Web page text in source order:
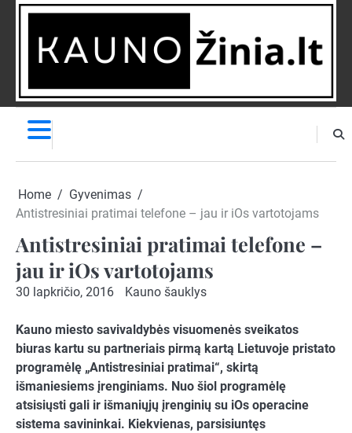
Skip
NAUJIENĄ
Home
Gyvenimas
Antistresiniai pratimai telefone – jau ir iOs vartotojams
Antistresiniai pratimai telefone –
jau ir iOs vartotojams
30 lapkričio, 2016 Kauno šauklys
Kauno miesto savivaldybės visuomenės sveikatos
biuras kartu su partneriais pirmą kartą Lietuvoje pristato
programėlę „Antistresiniai pratimai“, skirtą
išmaniesiems įrenginiams. Nuo šiol programėlę
atsisiųsti gali ir išmaniųjų įrenginių su iOs operacine
sistema savininkai. Kiekvienas, parsisiuntęs